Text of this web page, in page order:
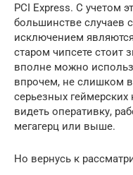
PCI Express. С учетом
большинстве случаев
исключением
старом чипсете стоит
вполне можно
впрочем, не слишком
серьезных геймерских
видеть оперативку,
мегагерц или выше.
Но вернусь к